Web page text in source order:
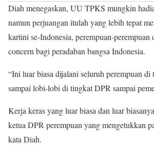
Diah menegaskan, UU TPKS mungkin
namun perjuangan itulah yang lebih tepat
kartini se-Indonesia, perempuan-perempuan
concern bagi peradaban bangsa Indonesia.
“Ini luar biasa dijalani seluruh perempuan di
sampai lobi-lobi di tingkat DPR sampai
Kerja keras yang luar biasa dan luar
ketua DPR perempuan yang mengetukkan
kata Diah.